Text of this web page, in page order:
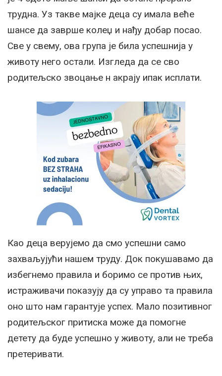
трудна. Уз такве мајке деца су имала веће
шансе да заврше колеџ и нађу добар посао.
Све у свему, ова група је била успешнија у
животу него остали. Изгледа да се сво
родитељско звоцање н акрају ипак исплати.
Као деца верујемо да смо успешни само
захваљујући нашем труду. Док покушавамо да
избегнемо правила и боримо се против њих,
истраживачи показују да су управо та правила
оно што нам гарантује успех. Мало позитивног
родитељског притиска може да помогне
детету да буде успешно у животу, али не треба
претеривати.